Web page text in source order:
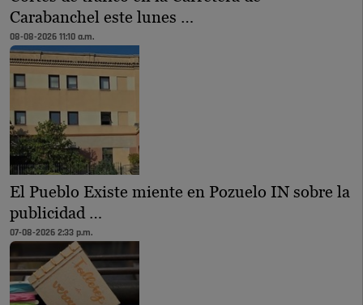
Carabanchel este lunes …
08-08-2026 11:10 a.m.
El Pueblo Existe miente en Pozuelo IN sobre la
publicidad …
07-08-2026 2:33 p.m.